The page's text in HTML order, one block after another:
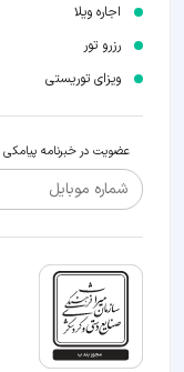
اجاره ویلا
رزرو تور
ویزای توریستی
عضویت در خبرنامه پیامکی
شماره موبایل